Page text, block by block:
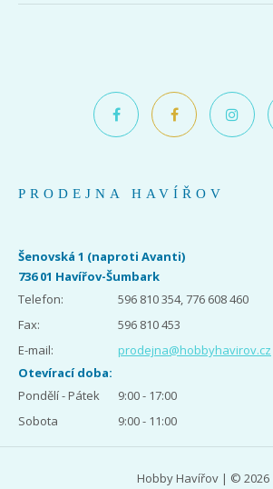
PRODEJNA HAVÍŘOV
Šenovská 1 (naproti Avanti)
736 01 Havířov-Šumbark
Telefon:
596 810 354, 776 608 460
Fax:
596 810 453
E-mail:
prodejna@hobbyhavirov.cz
Otevírací doba:
Pondělí - Pátek
9:00 - 17:00
Sobota
9:00 - 11:00
Hobby Havířov | © 2026